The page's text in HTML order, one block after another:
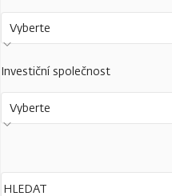
Vyberte
Investiční společnost
Vyberte